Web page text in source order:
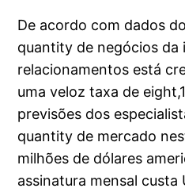
De acordo com dados
quantity de negócios da
relacionamentos está
uma veloz taxa de
previsões dos
quantity de mercado
milhões de dólares
assinatura mensal custa